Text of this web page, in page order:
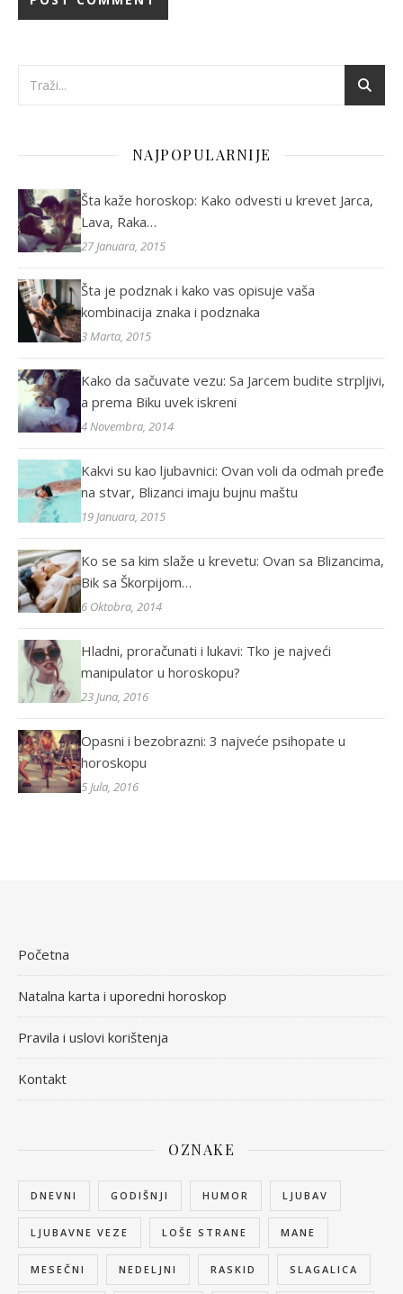
NAJPOPULARNIJE
Šta kaže horoskop: Kako odvesti u krevet Jarca,
Lava, Raka…
27 Januara, 2015
Šta je podznak i kako vas opisuje vaša
kombinacija znaka i podznaka
3 Marta, 2015
Kako da sačuvate vezu: Sa Jarcem budite strpljivi,
a prema Biku uvek iskreni
4 Novembra, 2014
Kakvi su kao ljubavnici: Ovan voli da odmah pređe
na stvar, Blizanci imaju bujnu maštu
19 Januara, 2015
Ko se sa kim slaže u krevetu: Ovan sa Blizancima,
Bik sa Škorpijom…
6 Oktobra, 2014
Hladni, proračunati i lukavi: Tko je najveći
manipulator u horoskopu?
23 Juna, 2016
Opasni i bezobrazni: 3 najveće psihopate u
horoskopu
5 Jula, 2016
Početna
Natalna karta i uporedni horoskop
Pravila i uslovi korištenja
Kontakt
OZNAKE
DNEVNI GODIŠNJI HUMOR LJUBAV
LJUBAVNE VEZE LOŠE STRANE MANE
MESEČNI NEDELJNI RASKID SLAGALICA